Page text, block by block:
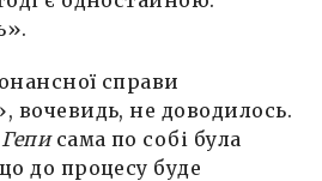
справи
вочевидь, не доводилось.
Геписама по собі була
до процесу буде